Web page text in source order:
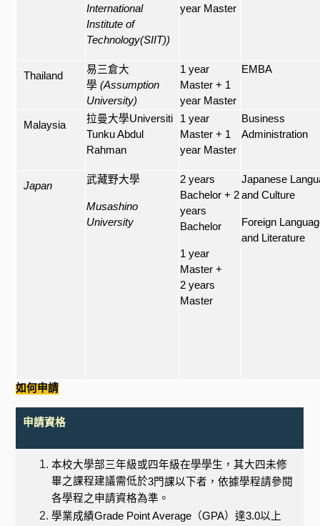
International
Institute of
Technology(SIIT))
year Master
Thailand
易三倉大
學(Assumption
University)
1 year
Master + 1
year Master
EMBA
Malaysia
拉曼大學Universiti
Tunku Abdul
Rahman
1 year
Master + 1
year Master
Business
Administration
Japan
武藏野大學
Musashino
University
2 years
Bachelor + 2
years
Bachelor
1 year
Master +
2 years
Master
Japanese
and Culture
Foreign
and Literature
如何申請
申請資格
本校大學部三年級或四年級在學學生，其大四未修
畢之課程建議需低於3門課以下者，依據學程請參閱
各學程之申請資格為準。
學業成績Grade Point Average （GPA）達3.0以上